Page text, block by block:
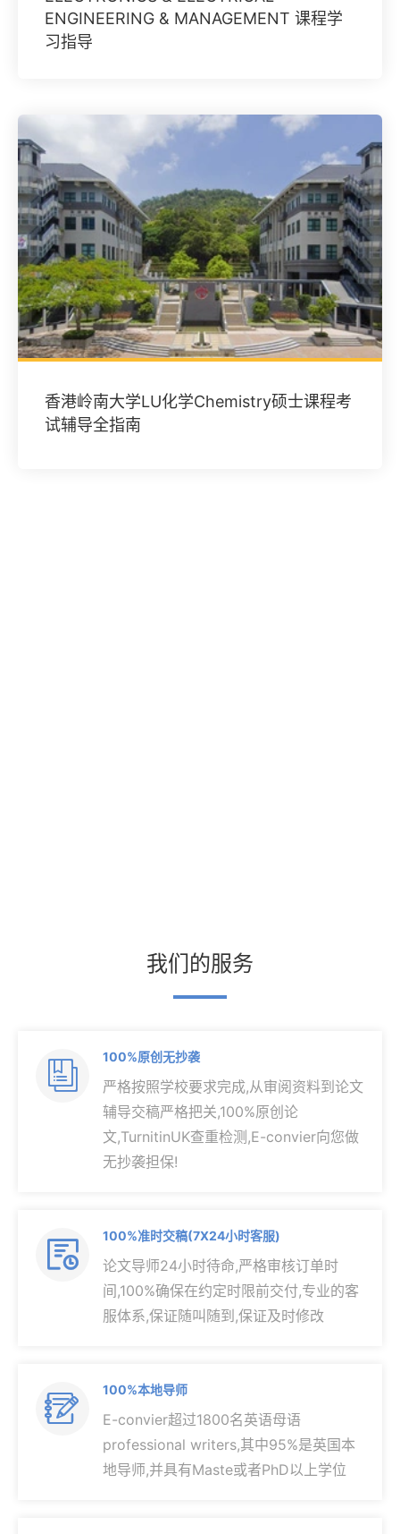
ENGINEERING & MANAGEMENT 课程学
习指导
香港岭南大学LU化学Chemistry硕士课程考
试辅导全指南
我们的服务

100%原创无抄袭
严格按照学校要求完成,从审阅资料到论文
辅导交稿严格把关,100%原创论
文,TurnitinUK查重检测,E-convier向您做
无抄袭担保!

100%准时交稿(7X24小时客服)
论文导师24小时待命,严格审核订单时
间,100%确保在约定时限前交付,专业的客
服体系,保证随叫随到,保证及时修改

100%本地导师
E-convier超过1800名英语母语
professional writers,其中95%是英国本
地导师,并具有Maste或者PhD以上学位